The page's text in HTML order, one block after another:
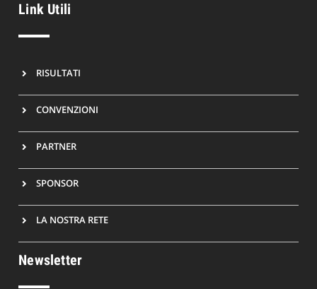
Link Utili
RISULTATI
CONVENZIONI
PARTNER
SPONSOR
LA NOSTRA RETE
Newsletter